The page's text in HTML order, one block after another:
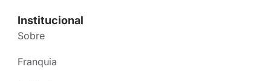
Institucional
Sobre
Franquia